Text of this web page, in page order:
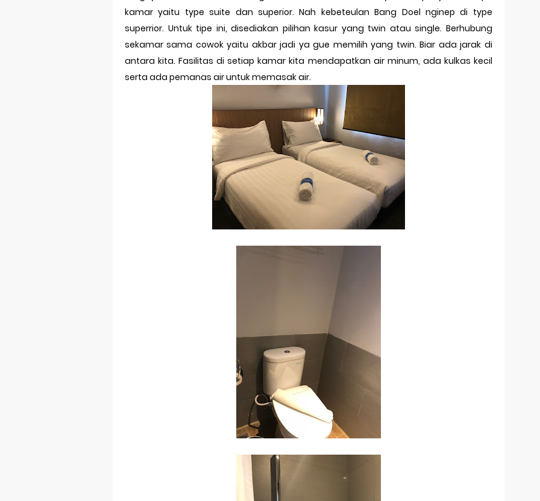
kamar yaitu type suite dan superior. Nah kebeteulan Bang Doel nginep di type
superrior. Untuk tipe ini, disediakan pilihan kasur yang twin atau single. Berhubung
sekamar sama cowok yaitu akbar jadi ya gue memilih yang twin. Biar ada jarak di
antara kita. Fasilitas di setiap kamar kita mendapatkan air minum, ada kulkas kecil
serta ada pemanas air untuk memasak air.